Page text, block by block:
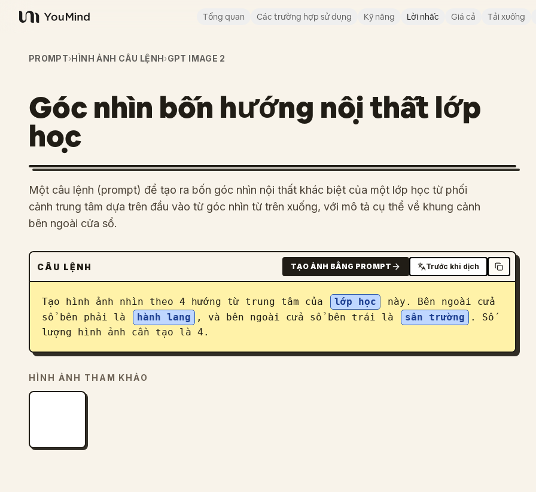
YouMind
Tổng quan Các trường hợp sử dụng Kỹ năng Lời nhắc Giá cả Tải xuống
PROMPT›HÌNH ẢNH CÂU LỆNH›GPT IMAGE 2
Góc nhìn bốn hướng nội thất lớp
học
Một câu lệnh (prompt) để tạo ra bốn góc nhìn nội thất khác biệt của một lớp học từ phối
cảnh trung tâm dựa trên đầu vào từ góc nhìn từ trên xuống, với mô tả cụ thể về khung cảnh
bên ngoài cửa sổ.
CÂU LỆNH TẠO ẢNH BẰNG PROMPT Trước khi dịch
Tạo hình ảnh nhìn theo 4 hướng từ trung tâm của lớp học
này. Bên ngoài cửa
sổ bên phải là
hành lang , và bên ngoài cửa sổ bên trái là sân trường
. Số
lượng hình ảnh cần tạo là 4.
HÌNH ẢNH THAM KHẢO